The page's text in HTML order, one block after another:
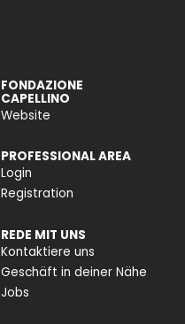
FONDAZIONE
CAPELLINO
Website
PROFESSIONAL AREA
Login
Registration
REDE MIT UNS
Kontaktiere uns
Geschäft in deiner Nähe
Jobs